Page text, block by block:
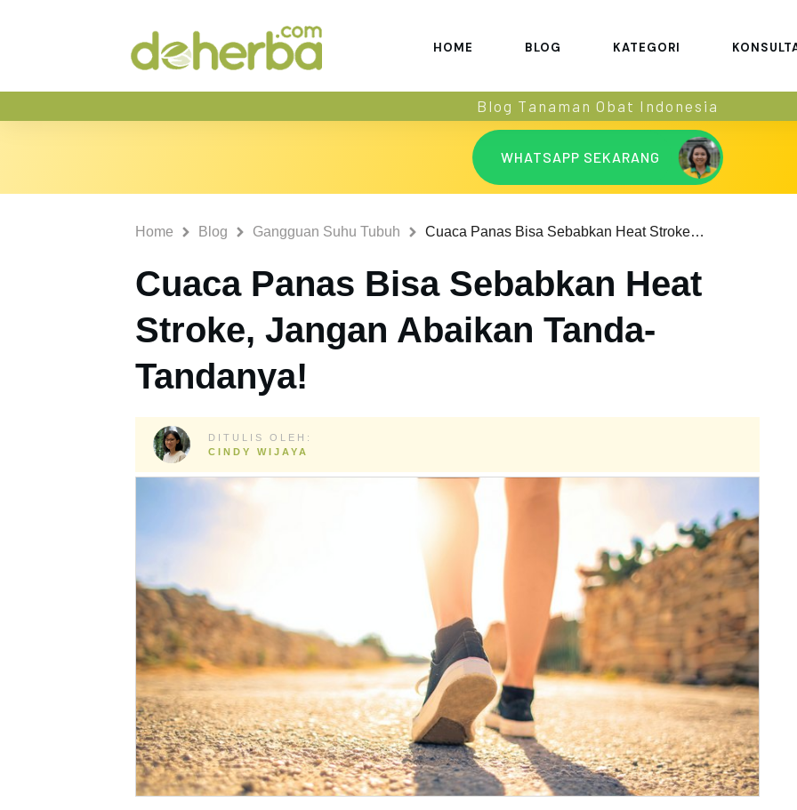
HOME BLOG KATEGORI
Blog Tanaman Obat Indonesia
WHATSAPP SEKARANG
Home Blog Gangguan Suhu Tubuh Cuaca Panas Bisa Sebabkan Heat Stroke, Jangan Abaikan Tanda-Tandanya!
Cuaca Panas Bisa Sebabkan Heat
Stroke, Jangan Abaikan Tanda-
Tandanya!
DITULIS OLEH:
CINDY WIJAYA